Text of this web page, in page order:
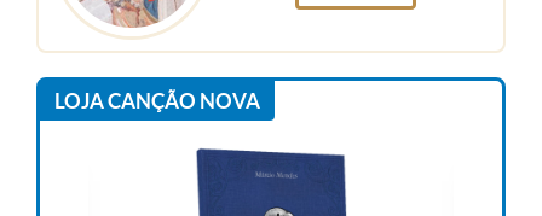
LOJA CANÇÃO NOVA